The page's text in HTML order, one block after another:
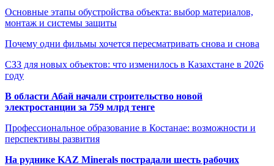
Основные этапы обустройства объекта: выбор материалов,
монтаж и системы защиты
Почему одни фильмы хочется пересматривать снова и снова
СЗЗ для новых объектов: что изменилось в Казахстане в 2026
году
В области Абай начали строительство новой
электростанции за 759 млрд тенге
Профессиональное образование в Костанае: возможности и
перспективы развития
На руднике KAZ Minerals пострадали шесть рабочих